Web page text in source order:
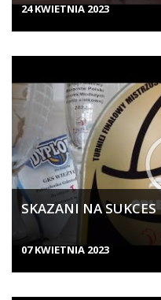
24 KWIETNIA 2023
SKAZANI NA SUKCES
07 KWIETNIA 2023